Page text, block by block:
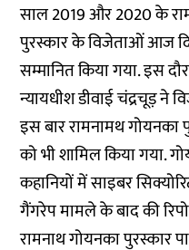
साल 2019 और 2020 के
पुरस्कार के विजेताओं आज
सम्मानित किया गया. इस
न्यायधीश डीवाई चंद्रचूड़ ने
इस बार रामनामथ
को भी शामिल किया गया.
कहानियों में साइबर
गैंगरेप मामले के बाद की
रामनाथ गोयनका पुरस्कार